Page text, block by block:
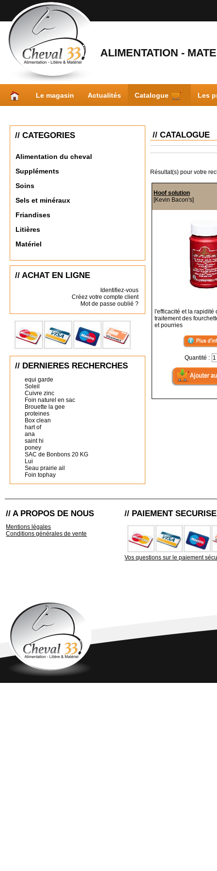
ALIMENTATION -
Le magasin Actualités Catalogue Les
// CATEGORIES
Alimentation du cheval
Suppléments
Soins
Sels et minéraux
Friandises
Litières
Matériel
// ACHAT EN LIGNE
Identifiez-vous
Créez votre compte client
Mot de passe oublié ?
// DERNIERES RECHERCHES
equi garde
Soleil
Cuivre zinc
Foin naturel en sac
Brouette la gee
proteines
Box clean
hart of
ana
saint hi
poney
SAC de Bonbons 20 KG
Lui
Seau prairie ail
Foin tophay
// CATALOGUE
Résultat(s) pour votre
Hoof solution
[Kevin Bacon's]
l'efficacité et la rapidité
traitement des
et pourries
Quantité :
// A PROPOS DE NOUS
Mentions légales
Conditions générales de vente
// PAIEMENT SECURISE
Vos questions sur le paiement